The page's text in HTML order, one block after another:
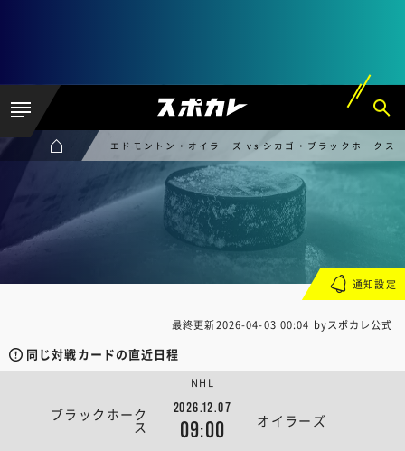
エドモントン・オイラーズ vs シカゴ・ブラックホークス
最終更新2026-04-03 00:04 byスポカレ公式
同じ対戦カードの直近日程
ブラックホーク
ス
2026.12.07
09:00 オイラーズ
NHL
通知設定